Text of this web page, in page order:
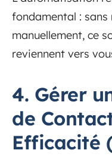
fondamental : sans
manuellement, ce
reviennent vers
4. Gérer
de
Efficacité